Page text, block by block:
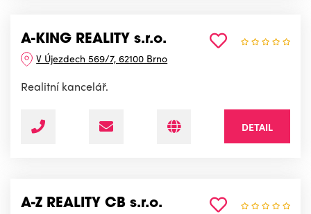
A-KING REALITY s.r.o.
V Újezdech 569/7, 62100 Brno
Realitní kancelář.
DETAIL
A-Z REALITY CB s.r.o.